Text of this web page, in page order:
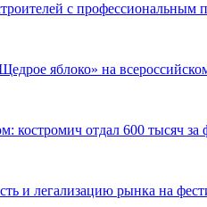
с профессиональным
яблоко» на
костромич отдал 600 тысяч за
и легализацию рынка на